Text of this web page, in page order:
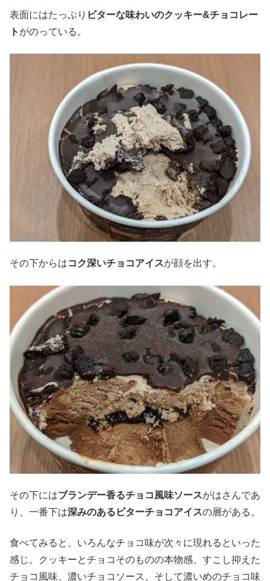
表面にはたっぷり ビターな味わいのクッキー&チョコレー
ト がのっている。
その下からはコク深いチョコアイスが顔を出す。
その下にはブランデー香るチョコ風味ソースがはさんであ
り、一番下は深みのあるビターチョコアイスの層がある。
食べてみると、いろんなチョコ味が次々に現れるといった
感じ。クッキーとチョコそのものの本物感、すこし抑えた
チョコ風味、濃いチョコソース、そして濃いめのチョコ味